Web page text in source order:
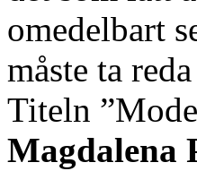
omedelbart
måste ta
Titeln
Magdalena